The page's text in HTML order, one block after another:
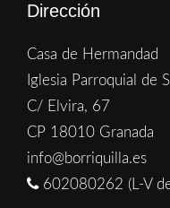
Dirección
Casa de Hermandad
Iglesia Parroquial de
C/ Elvira, 67
CP 18010 Granada
info@borriquilla.es
602080262 (L-V